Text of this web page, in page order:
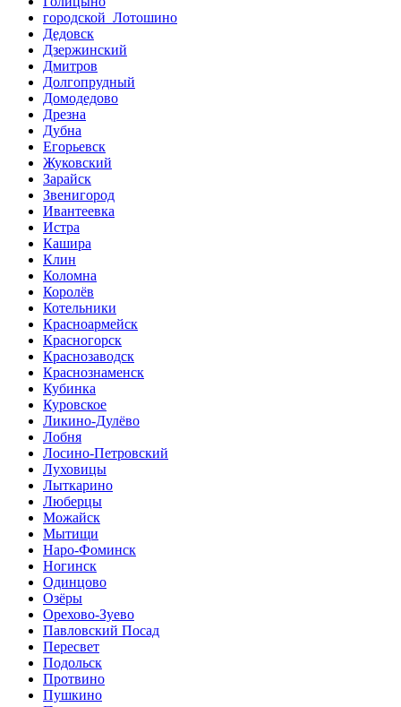
городской Лотошино
Дедовск
Дзержинский
Дмитров
Долгопрудный
Домодедово
Дрезна
Дубна
Егорьевск
Жуковский
Зарайск
Звенигород
Ивантеевка
Истра
Кашира
Клин
Коломна
Королёв
Котельники
Красноармейск
Красногорск
Краснозаводск
Краснознаменск
Кубинка
Куровское
Ликино-Дулёво
Лобня
Лосино-Петровский
Луховицы
Лыткарино
Люберцы
Можайск
Мытищи
Наро-Фоминск
Ногинск
Одинцово
Озёры
Орехово-Зуево
Павловский Посад
Пересвет
Подольск
Протвино
Пушкино